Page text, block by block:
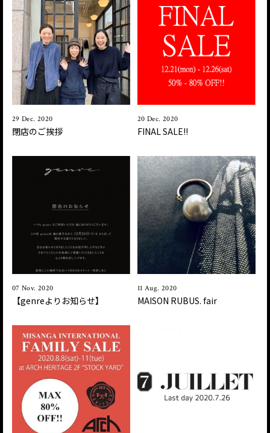
29 Dec. 2020
閉店のご挨拶
20 Dec. 2020
FINAL SALE!!
07 Nov. 2020
【genreよりお知らせ】
11 Aug. 2020
MAISON RUBUS. fair